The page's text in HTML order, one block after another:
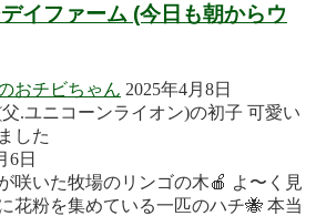
デイファーム (今日も朝からウ
おチビちゃん 2025年4月8日
.ユニコーンライオン)の初子 可愛い
した
6日
咲いた牧場のリンゴの木🍎 よ〜く見
花粉を集めている一匹のハチ🐝 本当